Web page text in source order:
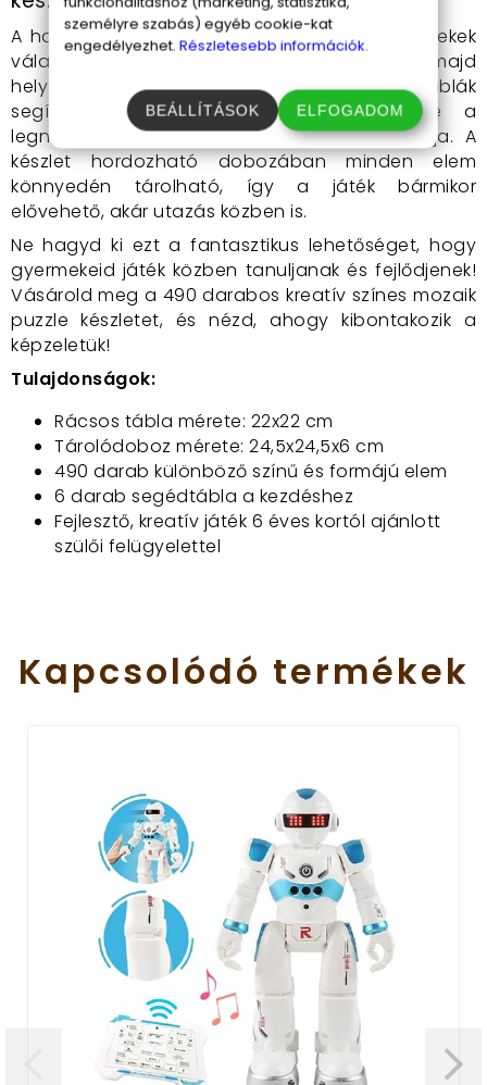
A használat egyszerű és szórakoztató! A gyerekek
válasszák ki a kedvenc színeiket és formáikat, majd
helyezzék őket a rácsos táblára. A segédtáblák
segítségével könnyedén elindulhatnak, de a
legnagyobb örömet az önálló alkotás nyújtja. A
készlet hordozható dobozában minden elem
könnyedén tárolható, így a játék bármikor
elővehető, akár utazás közben is.
Ne hagyd ki ezt a fantasztikus lehetőséget, hogy
gyermekeid játék közben tanuljanak és fejlődjenek!
Vásárold meg a 490 darabos kreatív színes mozaik
puzzle készletet, és nézd, ahogy kibontakozik a
képzeletük!
Tulajdonságok:
Rácsos tábla mérete: 22x22 cm
Tárolódoboz mérete: 24,5x24,5x6 cm
490 darab különböző színű és formájú elem
6 darab segédtábla a kezdéshez
Fejlesztő, kreatív játék 6 éves kortól ajánlott
szülői felügyelettel
Kapcsolódó termékek
személyre szabás) egyéb cookie-kat
engedélyezhet. Részletesebb információk.
BEÁLLÍTÁSOK ELFOGADOM